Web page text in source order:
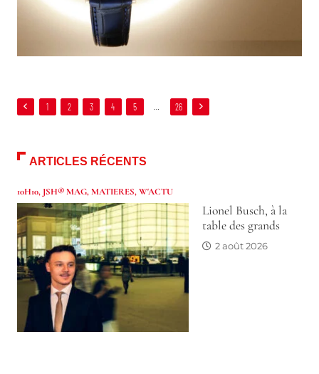
1 2 3 4 5 … 26
ARTICLES RÉCENTS
10H10, JSH® MAG,MATIERES,W'ACTU
Lionel Busch, à la
table des grands
2 août 2026